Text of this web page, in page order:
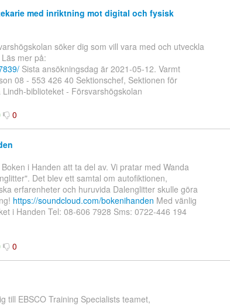
med inriktning mot digital och fysisk
söker dig som vill vara med och utveckla
mer på:
Sista ansökningsdag är 2021-05-12. Varmt
08 - 553 426 40 Sektionschef, Sektionen för
biblioteket - Försvarshögskolan
0
i Handen att ta del av. Vi pratar med Wanda
Det blev ett samtal om autofiktionen,
erfarenheter och huruvida Dalenglitter skulle göra
https://soundcloud.com/bokenihanden Med vänlig
i Handen Tel: 08-606 7928 Sms: 0722-446 194
0
till EBSCO Training Specialists teamet,